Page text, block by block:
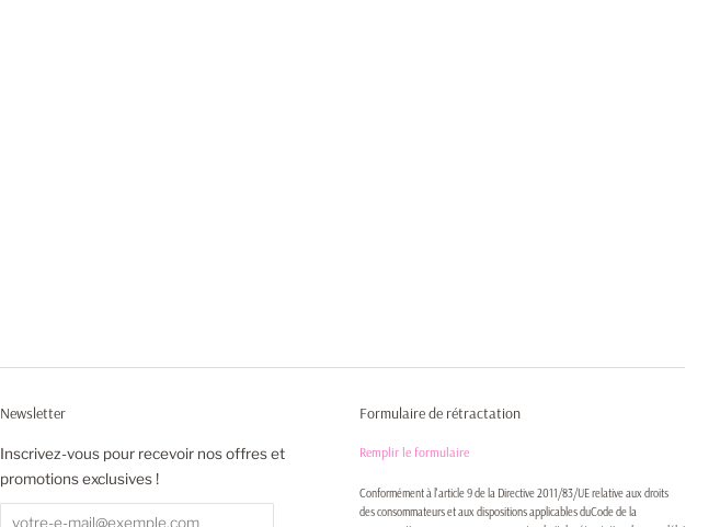
Newsletter
Inscrivez-vous pour recevoir nos offres et
promotions exclusives !
Formulaire de rétractation
Remplir le formulaire
Conformément à l'article 9 de la Directive 2011/83/UE relative aux droits
des consommateurs et aux dispositions applicables duCode de la